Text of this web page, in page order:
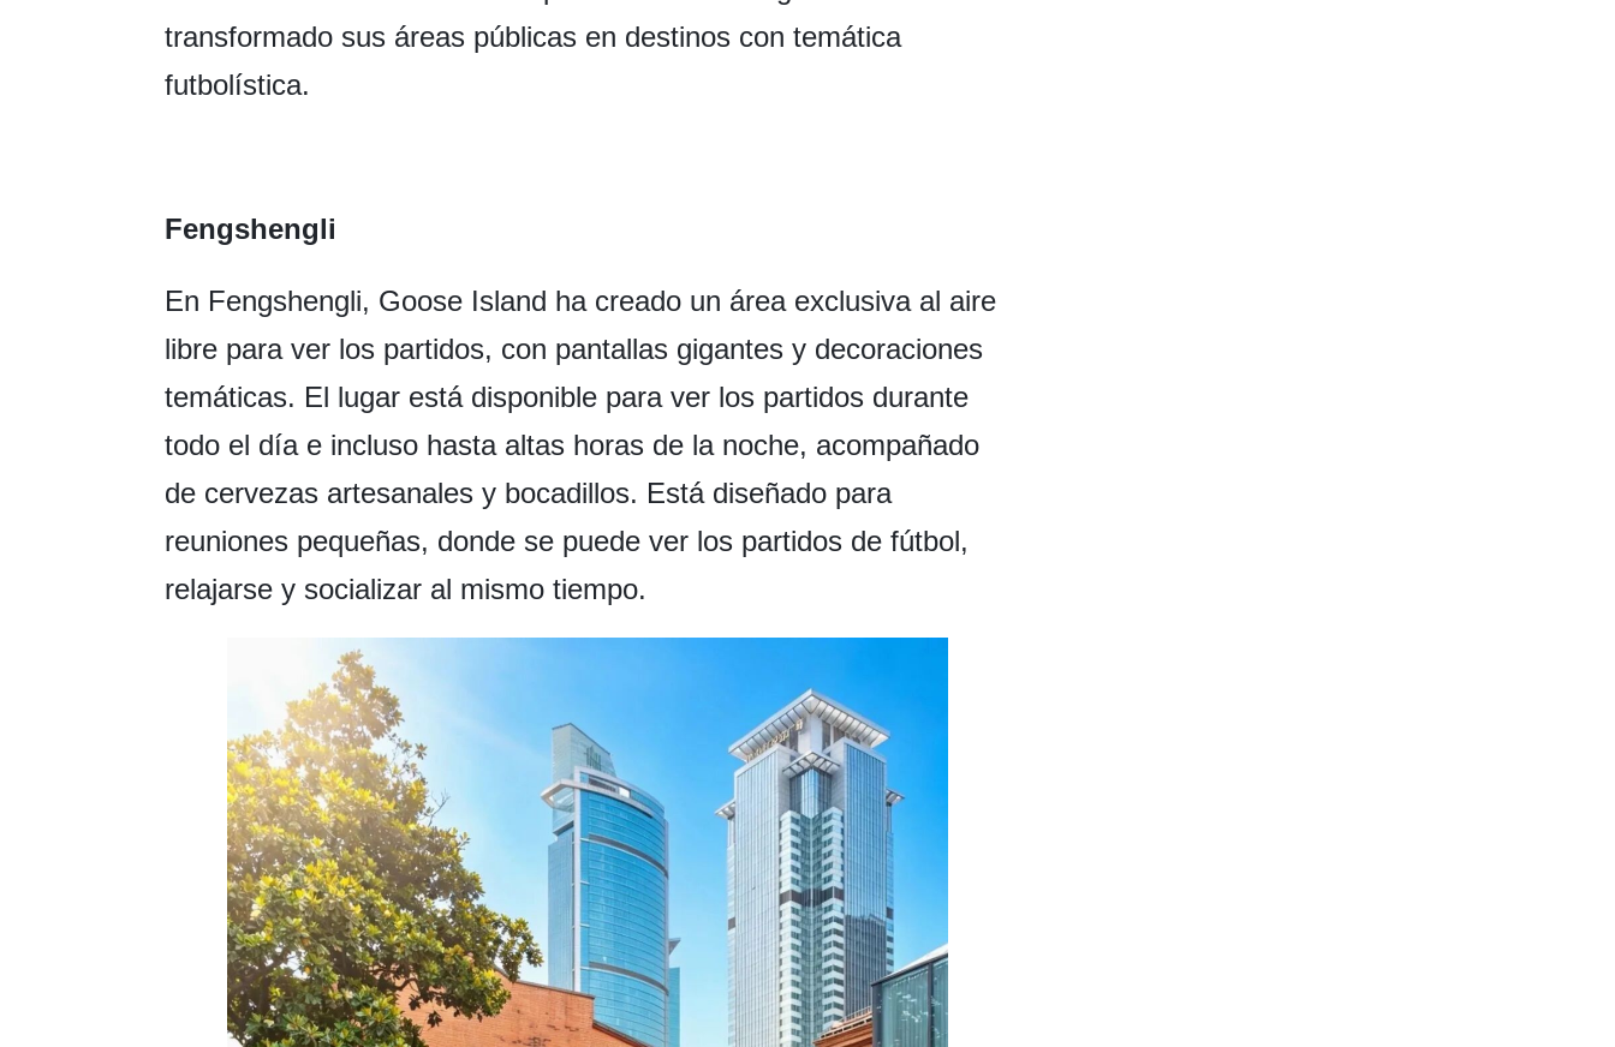
transformado sus áreas públicas en destinos con temática
futbolística.
Fengshengli
En Fengshengli, Goose Island ha creado un área exclusiva al aire
libre para ver los partidos, con pantallas gigantes y decoraciones
temáticas. El lugar está disponible para ver los partidos durante
todo el día e incluso hasta altas horas de la noche, acompañado
de cervezas artesanales y bocadillos. Está diseñado para
reuniones pequeñas, donde se puede ver los partidos de fútbol,
relajarse y socializar al mismo tiempo.